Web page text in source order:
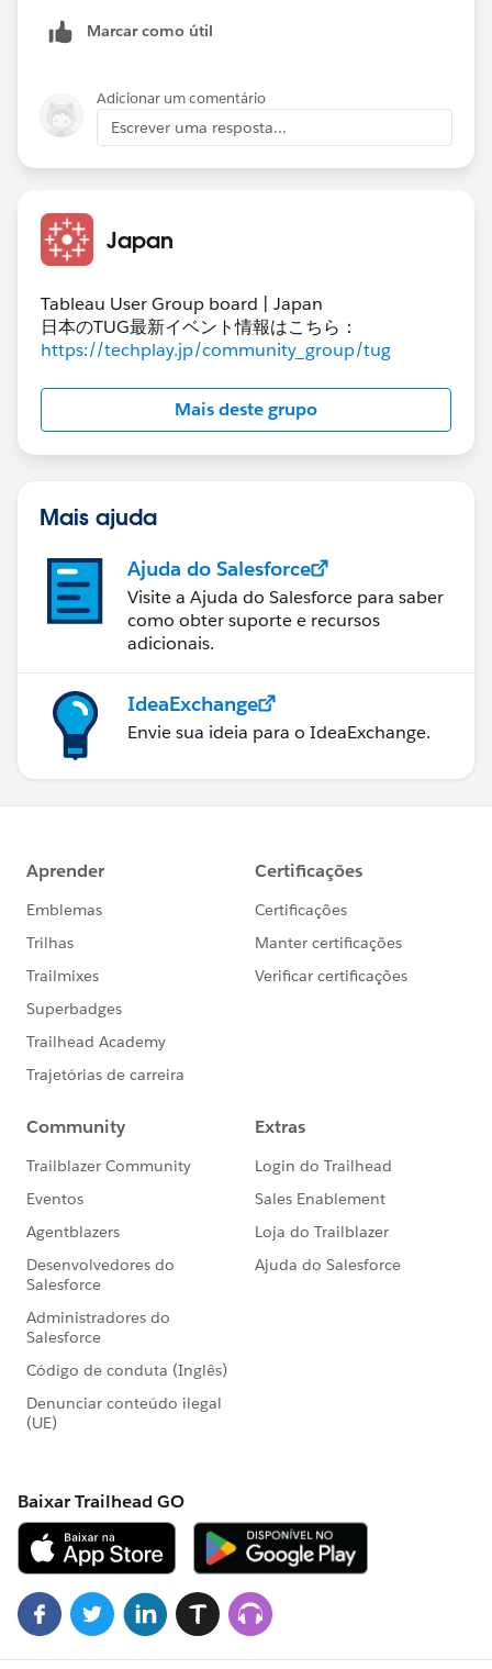
Marcar como útil
Adicionar um comentário
Escrever uma resposta...
Japan
Tableau User Group board | Japan
日本のTUG最新イベント情報はこちら：
https://techplay.jp/community_group/tug
Mais deste grupo
Mais ajuda
Ajuda do Salesforce
Visite a Ajuda do Salesforce para saber
como obter suporte e recursos
adicionais.
IdeaExchange
Envie sua ideia para o IdeaExchange.